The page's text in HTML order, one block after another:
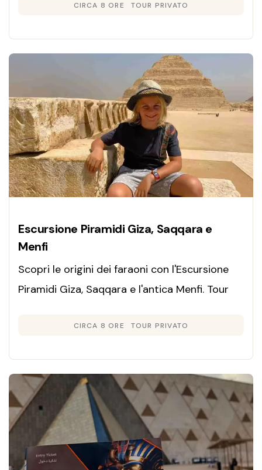
CIRCA 8 ORE TOUR PRIVATO
Escursione Piramidi Giza, Saqqara e
Menfi
Scopri le origini dei faraoni con l'Escursione
Piramidi Giza, Saqqara e l'antica Menfi. Tour
comfort totale.CIRCA 8 ORE TOUR PRIVATO